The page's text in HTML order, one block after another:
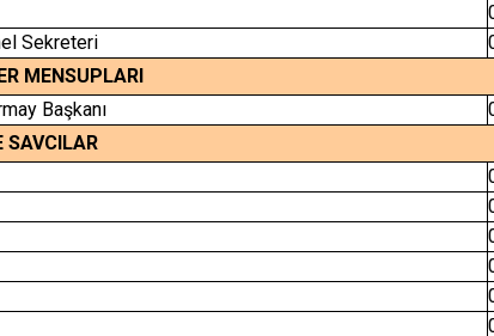
Sekreteri
MENSUPLARI
Başkanı
SAVCILAR